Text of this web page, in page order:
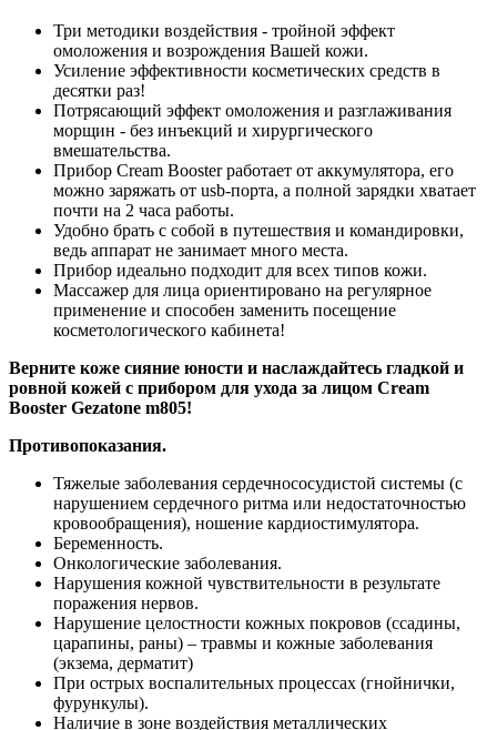
Три методики воздействия - тройной эффект
омоложения и возрождения Вашей кожи.
Усиление эффективности косметических средств в
десятки раз!
Потрясающий эффект омоложения и разглаживания
морщин - без инъекций и хирургического
вмешательства.
Прибор Cream Booster работает от аккумулятора, его
можно заряжать от usb-порта, а полной зарядки хватает
почти на 2 часа работы.
Удобно брать с собой в путешествия и командировки,
ведь аппарат не занимает много места.
Прибор идеально подходит для всех типов кожи.
Массажер для лица ориентировано на регулярное
применение и способен заменить посещение
косметологического кабинета!
Верните коже сияние юности и наслаждайтесь гладкой и
ровной кожей с прибором для ухода за лицом Cream
Booster Gezatone m805!
Противопоказания.
Тяжелые заболевания сердечнососудистой системы (с
нарушением сердечного ритма или недостаточностью
кровообращения), ношение кардиостимулятора.
Беременность.
Онкологические заболевания.
Нарушения кожной чувствительности в результате
поражения нервов.
Нарушение целостности кожных покровов (ссадины,
царапины, раны) – травмы и кожные заболевания
(экзема, дерматит)
При острых воспалительных процессах (гнойнички,
фурункулы).
Наличие в зоне воздействия металлических